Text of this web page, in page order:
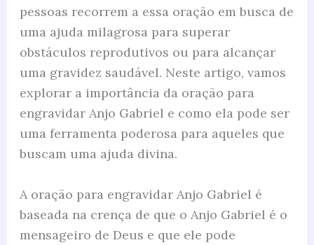
pessoas recorrem a essa oração em busca de
uma ajuda milagrosa para superar
obstáculos reprodutivos ou para alcançar
uma gravidez saudável. Neste artigo, vamos
explorar a importância da oração para
engravidar Anjo Gabriel e como ela pode ser
uma ferramenta poderosa para aqueles que
buscam uma ajuda divina.
A oração para engravidar Anjo Gabriel é
baseada na crença de que o Anjo Gabriel é o
mensageiro de Deus e que ele pode